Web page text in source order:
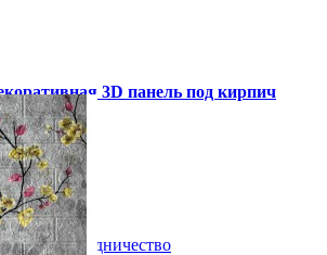
3D панель под кирпич
Сотрудничество